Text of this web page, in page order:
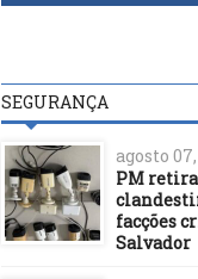
SEGURANÇA
agosto
PM
facções
Salvador